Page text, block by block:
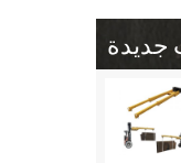
جديدة